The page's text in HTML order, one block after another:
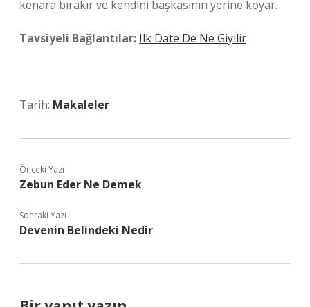
kenara bırakır ve kendini başkasının yerine koyar.
Tavsiyeli Bağlantılar: Ilk Date De Ne Giyilir
Tarih: Makaleler
Önceki Yazı
Zebun Eder Ne Demek
Sonraki Yazı
Devenin Belindeki Nedir